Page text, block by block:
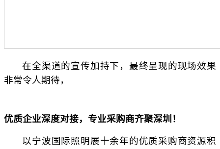
在全渠道的宣传加持下，最终呈现的现场效果
非常令人期待，
优质企业深度对接，专业采购商齐聚深圳！
以宁波国际照明展十余年的优质采购商资源积